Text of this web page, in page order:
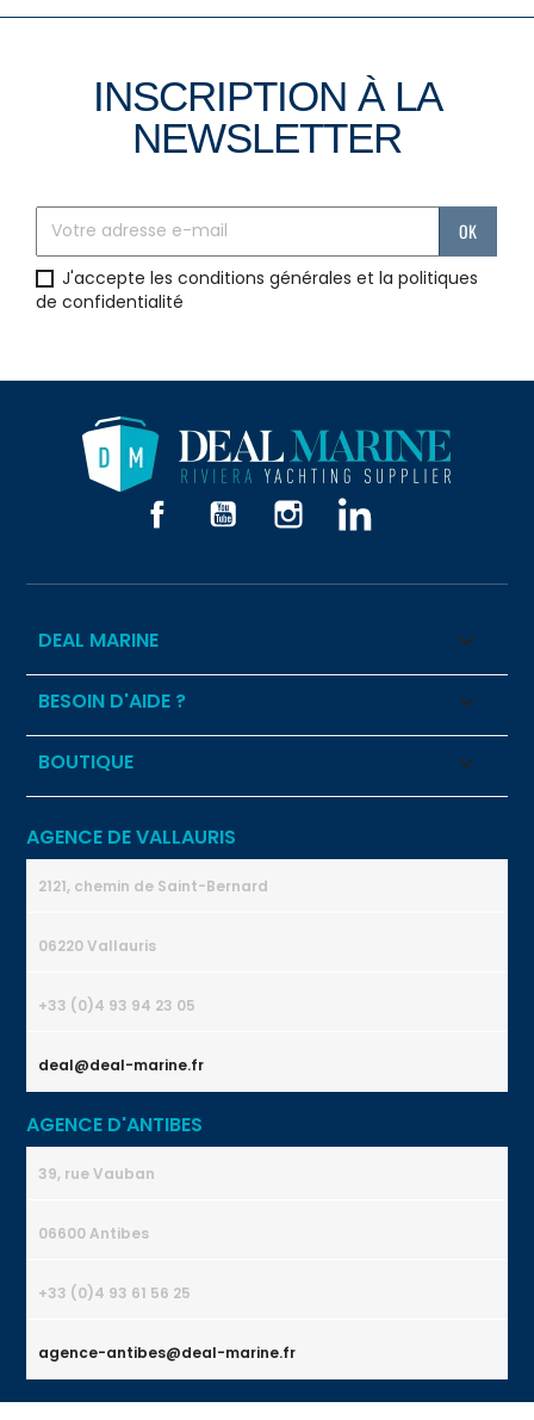
INSCRIPTION À LA
NEWSLETTER
J'accepte les conditions générales et la politiques
de confidentialité
FacebookYouTube Instagram
DEAL MARINE 
BESOIN D'AIDE ? 
BOUTIQUE 
AGENCE DE VALLAURIS
2121, chemin de Saint-Bernard
06220 Vallauris
+33 (0)4 93 94 23 05
deal@deal-marine.fr
AGENCE D'ANTIBES
39, rue Vauban
06600 Antibes
+33 (0)4 93 61 56 25
agence-antibes@deal-marine.fr